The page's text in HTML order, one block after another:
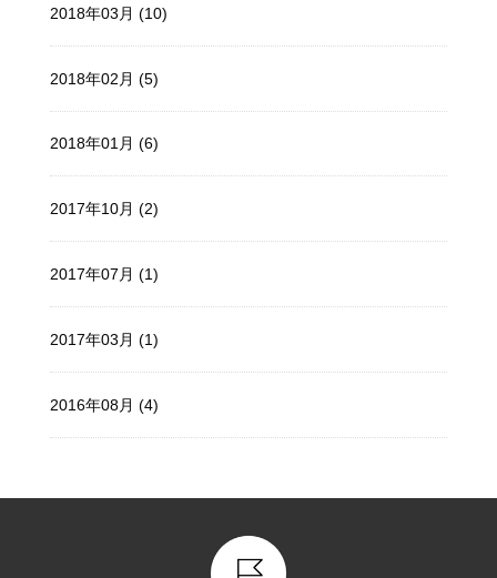
2018年03月 (10)
2018年02月 (5)
2018年01月 (6)
2017年10月 (2)
2017年07月 (1)
2017年03月 (1)
2016年08月 (4)